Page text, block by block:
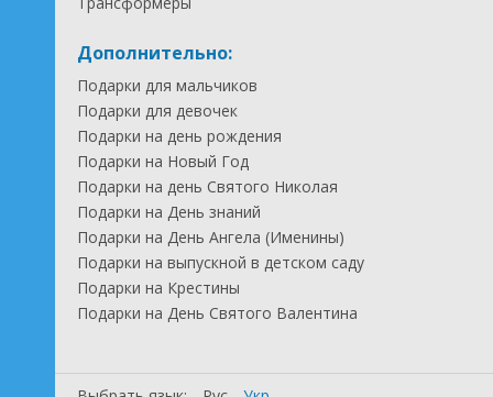
Дополнительно:
Подарки для мальчиков
Подарки для девочек
Подарки на день рождения
Подарки на Новый Год
Подарки на день Святого Николая
Подарки на День знаний
Подарки на День Ангела (Именины)
Подарки на выпускной в детском саду
Подарки на Крестины
Подарки на День Святого Валентина